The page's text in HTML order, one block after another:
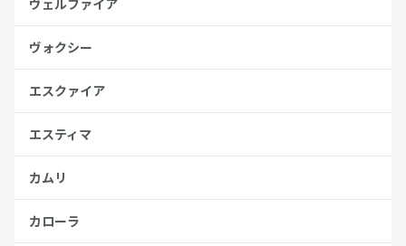
ヴェルファイア
ヴォクシー
エスクァイア
エスティマ
カムリ
カローラ